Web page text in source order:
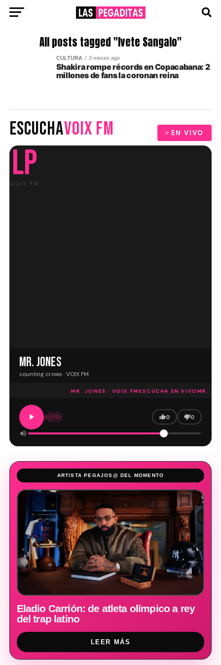
All posts tagged "Ivete Sangalo"
CULTURA 3 meses ago
Shakira rompe récords en Copacabana: 2
millones de fans la coronan reina
ESCUCHAVOIX FM EN VIVO
LP
VOIX FM
MR. JONES
counting crows · VOIX FM
MR. JONES · VOIX FMESCUCHA EN VIVOMR.
0 0
ARTISTA PEGAJOS@ DEL MOMENTO
Eladio Carrión: de atleta olímpico a rey
del trap latino
LEER MÁS